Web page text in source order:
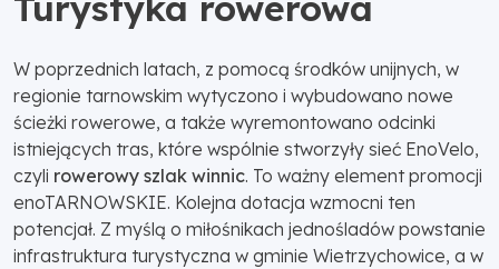
W poprzednich latach, z pomocą środków unijnych, w
regionie tarnowskim wytyczono i wybudowano nowe
ścieżki rowerowe, a także wyremontowano odcinki
istniejących tras, które wspólnie stworzyły sieć EnoVelo,
czyli rowerowy szlak winnic. To ważny element promocji
enoTARNOWSKIE. Kolejna dotacja wzmocni ten
potencjał. Z myślą o miłośnikach jednośladów powstanie
infrastruktura turystyczna w gminie Wietrzychowice, a w